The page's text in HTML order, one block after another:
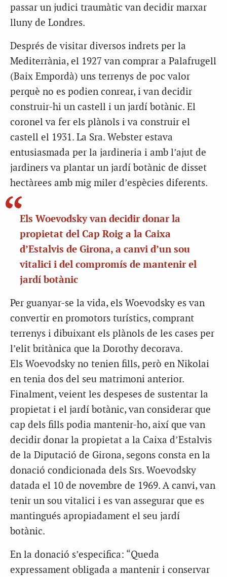
passar un judici traumàtic van decidir marxar
lluny de Londres.
Després de visitar diversos indrets per la
Mediterrània, el 1927 van comprar a Palafrugell
(Baix Empordà) uns terrenys de poc valor
perquè no es podien conrear, i van decidir
construir-hi un castell i un jardí botànic. El
coronel va fer els plànols i va construir el
castell el 1931. La Sra. Webster estava
entusiasmada per la jardineria i amb l’ajut de
jardiners va plantar un jardí botànic de disset
hectàrees amb mig miler d’espècies diferents.
Els Woevodsky van decidir donar la
propietat del Cap Roig a la Caixa
d’Estalvis de Girona, a canvi d’un sou
vitalici i del compromís de mantenir el
jardí botànic
Per guanyar-se la vida, els Woevodsky es van
convertir en promotors turístics, comprant
terrenys i dibuixant els plànols de les cases per
l’elit britànica que la Dorothy decorava.
Els Woevodsky no tenien fills, però en Nikolai
en tenia dos del seu matrimoni anterior.
Finalment, veient les despeses de sustentar la
propietat i el jardí botànic, van considerar que
cap dels fills podia mantenir-ho, així que van
decidir donar la propietat a la Caixa d’Estalvis
de la Diputació de Girona, segons consta en la
donació condicionada dels Srs. Woevodsky
datada el 10 de novembre de 1969. A canvi, van
tenir un sou vitalici i es van assegurar que es
mantingués apropiadament el seu jardí
botànic.
En la donació s’especifica: “Queda
expressament obligada a mantenir i conservar